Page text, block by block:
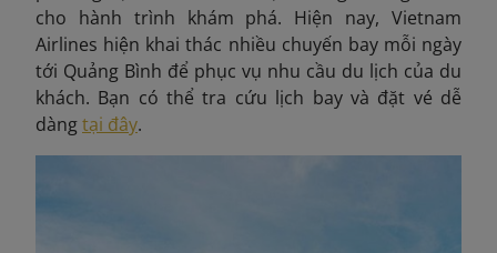
cho hành trình khám phá. Hiện nay, Vietnam
Airlines hiện khai thác nhiều chuyến bay mỗi ngày
tới Quảng Bình để phục vụ nhu cầu du lịch của du
khách. Bạn có thể tra cứu lịch bay và đặt vé dễ
dàngtại đây.